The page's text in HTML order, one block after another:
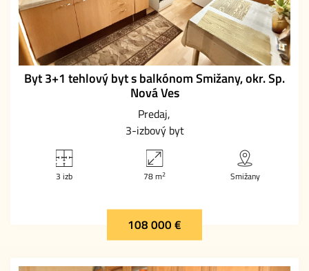
Byt 3+1 tehlový byt s balkónom Smižany, okr. Sp.
Nová Ves
Predaj
3-izbový byt
3 izb 78 m2 Smižany
108 000 €